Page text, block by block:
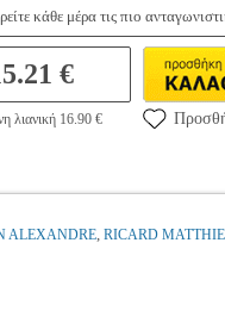
κάθε μέρα τις πιο
€
λιανική 16.90 €
ALEXANDRE, RICARD